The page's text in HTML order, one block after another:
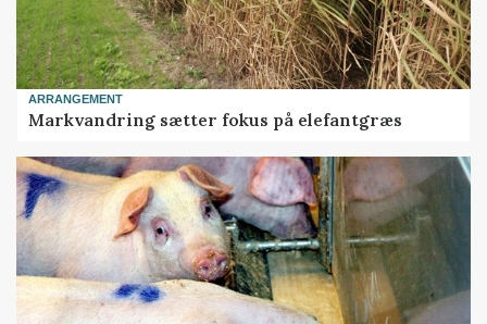
ARRANGEMENT
Markvandring sætter fokus på elefantgræs